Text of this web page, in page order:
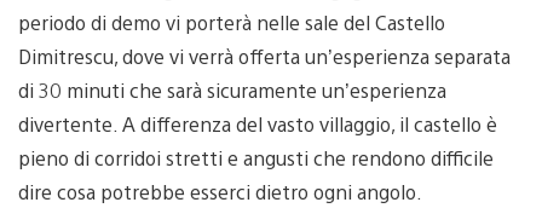
periodo di demo vi porterà nelle sale del Castello
Dimitrescu, dove vi verrà offerta un’esperienza separata
di 30 minuti che sarà sicuramente un’esperienza
divertente. A differenza del vasto villaggio, il castello è
pieno di corridoi stretti e angusti che rendono difficile
dire cosa potrebbe esserci dietro ogni angolo.